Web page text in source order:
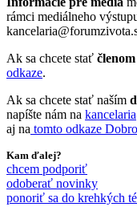
rámci mediálneho
Ak sa chcete stať
odkaze.
Ak sa chcete stať naším
napíšte nám na
aj na tomto odkaze
Kam ďalej?
chcem podporiť
odoberať novinky
ponoriť sa do krehkých